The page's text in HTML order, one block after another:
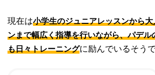
現在は小学生のジュニアレッスンから
ンまで幅広く指導を行いながら、パデル
も日々トレーニングに励んでいるそうで